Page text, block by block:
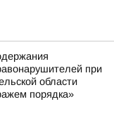
при
области
порядка»